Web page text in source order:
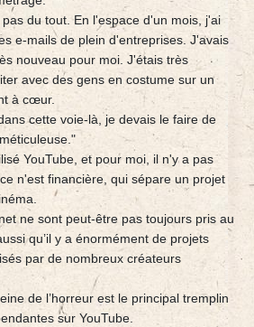
pas du tout. En l'espace d'un mois, j'ai
e-mails de plein d'entreprises. J'avais
nouveau pour moi. J'étais très
avec des gens en costume sur un
à cœur.
cette voie-là, je devais le faire de
YouTube, et pour moi, il n'y a pas
n'est financière, qui sépare un projet
ne sont peut‑être pas toujours pris au
qu’il y a énormément de projets
par de nombreux créateurs
de l’horreur est le principal tremplin
sur YouTube.